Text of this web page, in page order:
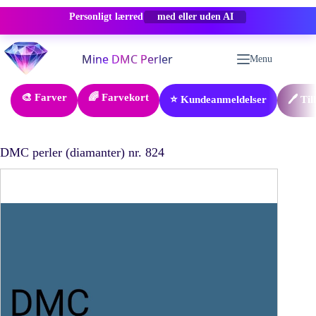
Personligt lærred -50% RABAT
Fortsæt
til
indhold
Menu
🎨 Farver 🌈 Farvekort ⭐ Kundeanmeldelser 🖊️
DMC perler (diamanter) nr. 824